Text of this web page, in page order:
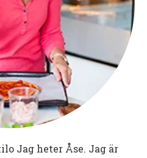
Jag heter Åse. Jag är